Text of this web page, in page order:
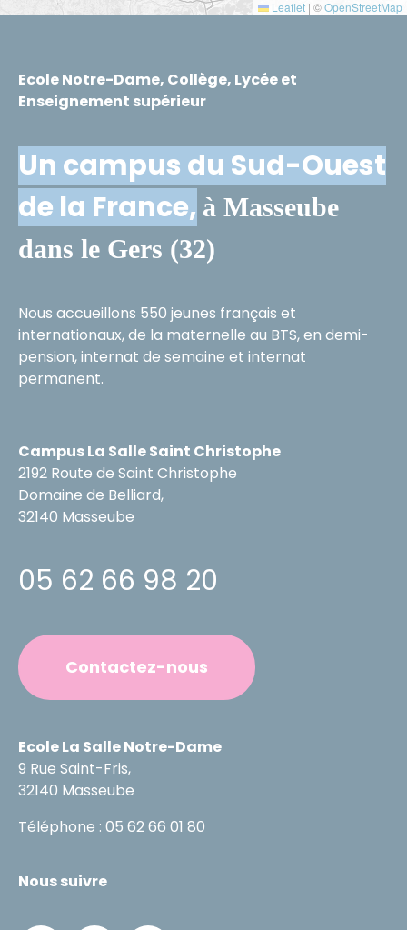
Leaflet | ©OpenStreetMap
Ecole Notre-Dame, Collège, Lycée et
Enseignement supérieur
Un campus du Sud-Ouest
de la France, à Masseube
dans le Gers (32)
Nous accueillons 550 jeunes français et
internationaux, de la maternelle au BTS, en demi-
pension, internat de semaine et internat
permanent.
Campus La Salle Saint Christophe
2192 Route de Saint Christophe
Domaine de Belliard,
32140 Masseube
05 62 66 98 20
Contactez-nous
Ecole La Salle Notre-Dame
9 Rue Saint-Fris,
32140 Masseube
Téléphone : 05 62 66 01 80
Nous suivre